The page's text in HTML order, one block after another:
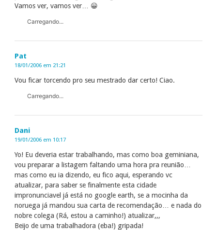
Vamos ver, vamos ver… 😀
Carregando...
Pat
18/01/2006 em 21:21
Vou ficar torcendo pro seu mestrado dar certo! Ciao.
Carregando...
Dani
19/01/2006 em 10:17
Yo! Eu deveria estar trabalhando, mas como boa geminiana,
vou preparar a listagem faltando uma hora pra reunião…
mas como eu ia dizendo, eu fico aqui, esperando vc
atualizar, para saber se finalmente esta cidade
impronunciavel já está no google earth, se a mocinha da
noruega já mandou sua carta de recomendação… e nada do
nobre colega (Rá, estou a caminho!) atualizar,,,
Beijo de uma trabalhadora (eba!) gripada!